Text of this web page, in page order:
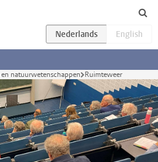
natuurwetenschappen Ruimteweer